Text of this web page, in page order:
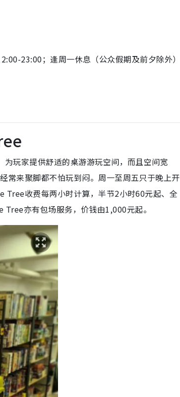
23:00；逢周一休息（公众假期及前夕除外）
玩家提供舒适的桌游游玩空间，而且空间宽
常来聚脚都不怕玩到闷。周一至周五只于晚上开
Tree收费每两小时计算，半节2小时60元起、全
亦有包场服务，价钱由1,000元起。